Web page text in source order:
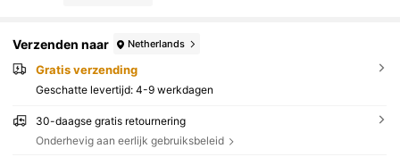
Verzenden naar Netherlands
Gratis verzending
Geschatte levertijd: 4-9 werkdagen
30-daagse gratis retournering
Onderhevig aan eerlijk gebruiksbeleid